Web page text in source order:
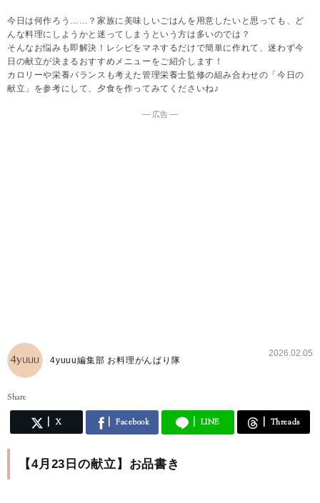
今日は何作ろう……？家族に美味しいごはんを用意したいと思っても、ど
んな料理にしようかと迷ってしまうという方は多いのでは？
そんなお悩みも即解決！レシピをマネするだけで簡単に作れて、迷わず今
日の献立が決まるおすすめメニューをご紹介します！
カロリーや栄養バランスも考えた管理栄養士監修の組み合わせの「今日の
献立」を参考にして、夕食を作ってみてくださいね♪
― 広告 ―
4yuuu編集部 お料理がんばり隊
2026.02.05
Share
X Facebook LINE Threads
【4月23日の献立】お品書き